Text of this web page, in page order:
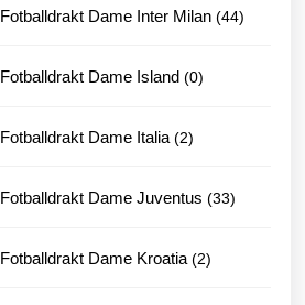
Fotballdrakt Dame Inter Milan 4444
Fotballdrakt Dame Island 00
Fotballdrakt Dame Italia 22
Fotballdrakt Dame Juventus 3333
Fotballdrakt Dame Kroatia 22